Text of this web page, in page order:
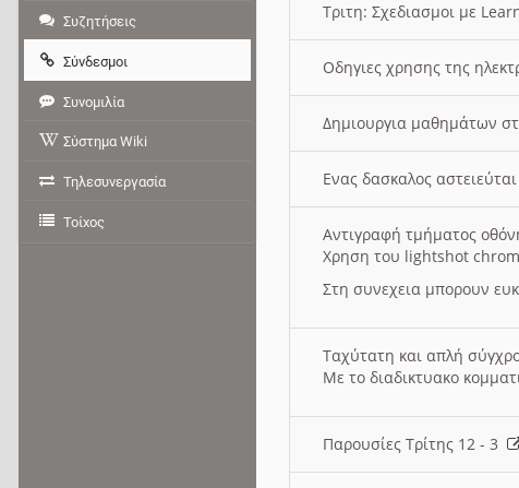
Τριτη: Σχεδιασμοι με
Οδηγιες χρησης της
Δημιουργια μαθημάτων
Ενας δασκαλος
Αντιγραφή τμήματος
Χρηση του lightshot
Στη συνεχεια μπορουν
Ταχύτατη και απλή
Με το διαδικτυακο
Παρουσίες Τρίτης 12 - 3
Συζητήσεις
Σύνδεσμοι
Συνομιλία
Σύστημα Wiki
Τηλεσυνεργασία
Τοίχος